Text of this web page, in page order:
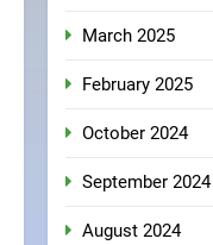
March 2025
February 2025
October 2024
September 2024
August 2024